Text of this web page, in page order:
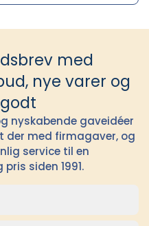
med
nye varer og
nyskabende gaveidéer
der med firmagaver, og
service til en
siden 1991.